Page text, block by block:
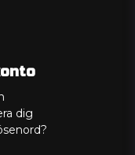
dig